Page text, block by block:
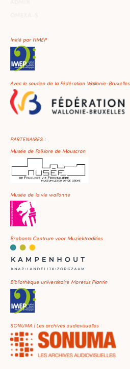
Initié par l'IMEP
Avec le soutien de la Fédération Wallonie-Bruxelles
PARTENAIRES :
Musée de Folklore de Mouscron
Musée de la vie wallonne
Brabants Centrum voor Muziektradities
Bibliothèque universitaire Moretus Plantin
SONUMA | Les archives audiovisuelles